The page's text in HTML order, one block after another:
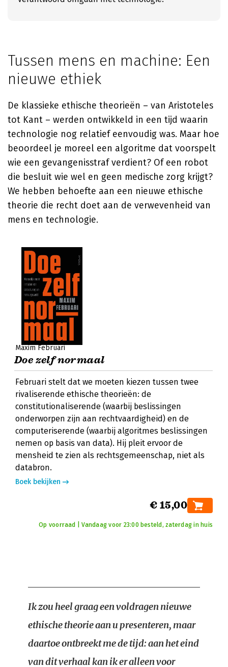
Tussen mens en machine: Een
nieuwe ethiek
De klassieke ethische theorieën – van Aristoteles
tot Kant – werden ontwikkeld in een tijd waarin
technologie nog relatief eenvoudig was. Maar hoe
beoordeel je moreel een algoritme dat voorspelt
wie een gevangenisstraf verdient? Of een robot
die besluit wie wel en geen medische zorg krijgt?
We hebben behoefte aan een nieuwe ethische
theorie die recht doet aan de verwevenheid van
mens en technologie.
Maxim Februari
Doe zelf normaal
Februari stelt dat we moeten kiezen tussen twee
rivaliserende ethische theorieën: de
constitutionaliserende (waarbij beslissingen
onderworpen zijn aan rechtvaardigheid) en de
computeriserende (waarbij algoritmes beslissingen
nemen op basis van data). Hij pleit ervoor de
mensheid te zien als rechtsgemeenschap, niet als
databron.
Boek bekijken
€ 15,00
Op voorraad | Vandaag voor 23:00 besteld, zaterdag in huis
Ik zou heel graag een voldragen nieuwe
ethische theorie aan u presenteren, maar
daartoe ontbreekt me de tijd: aan het eind
van dit verhaal kan ik er alleen voor